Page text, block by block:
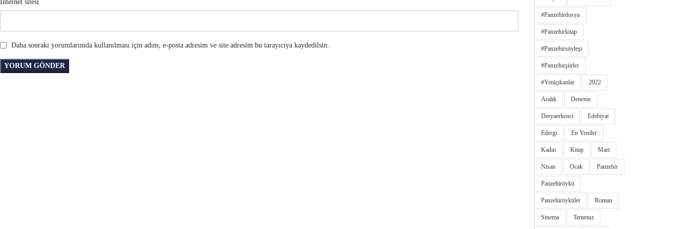
İnternet sitesi
Daha sonraki yorumlarımda kullanılması için adım, e-posta adresim ve site adresim bu tarayıcıya kaydedilsin.
#panzehirdosya
#panzehirkitap
#panzehirsöyleşi
#panzehirşiirler
#yeniçıkanlar 2022
Aralık Deneme
Deryaerkenci Edebiyat
Edergi En Yeniler
Kadın Kitap Mart
Nisan Ocak Panzehir
Panzehiröykü
Panzehiröyküler Roman
Sinema Temmuz